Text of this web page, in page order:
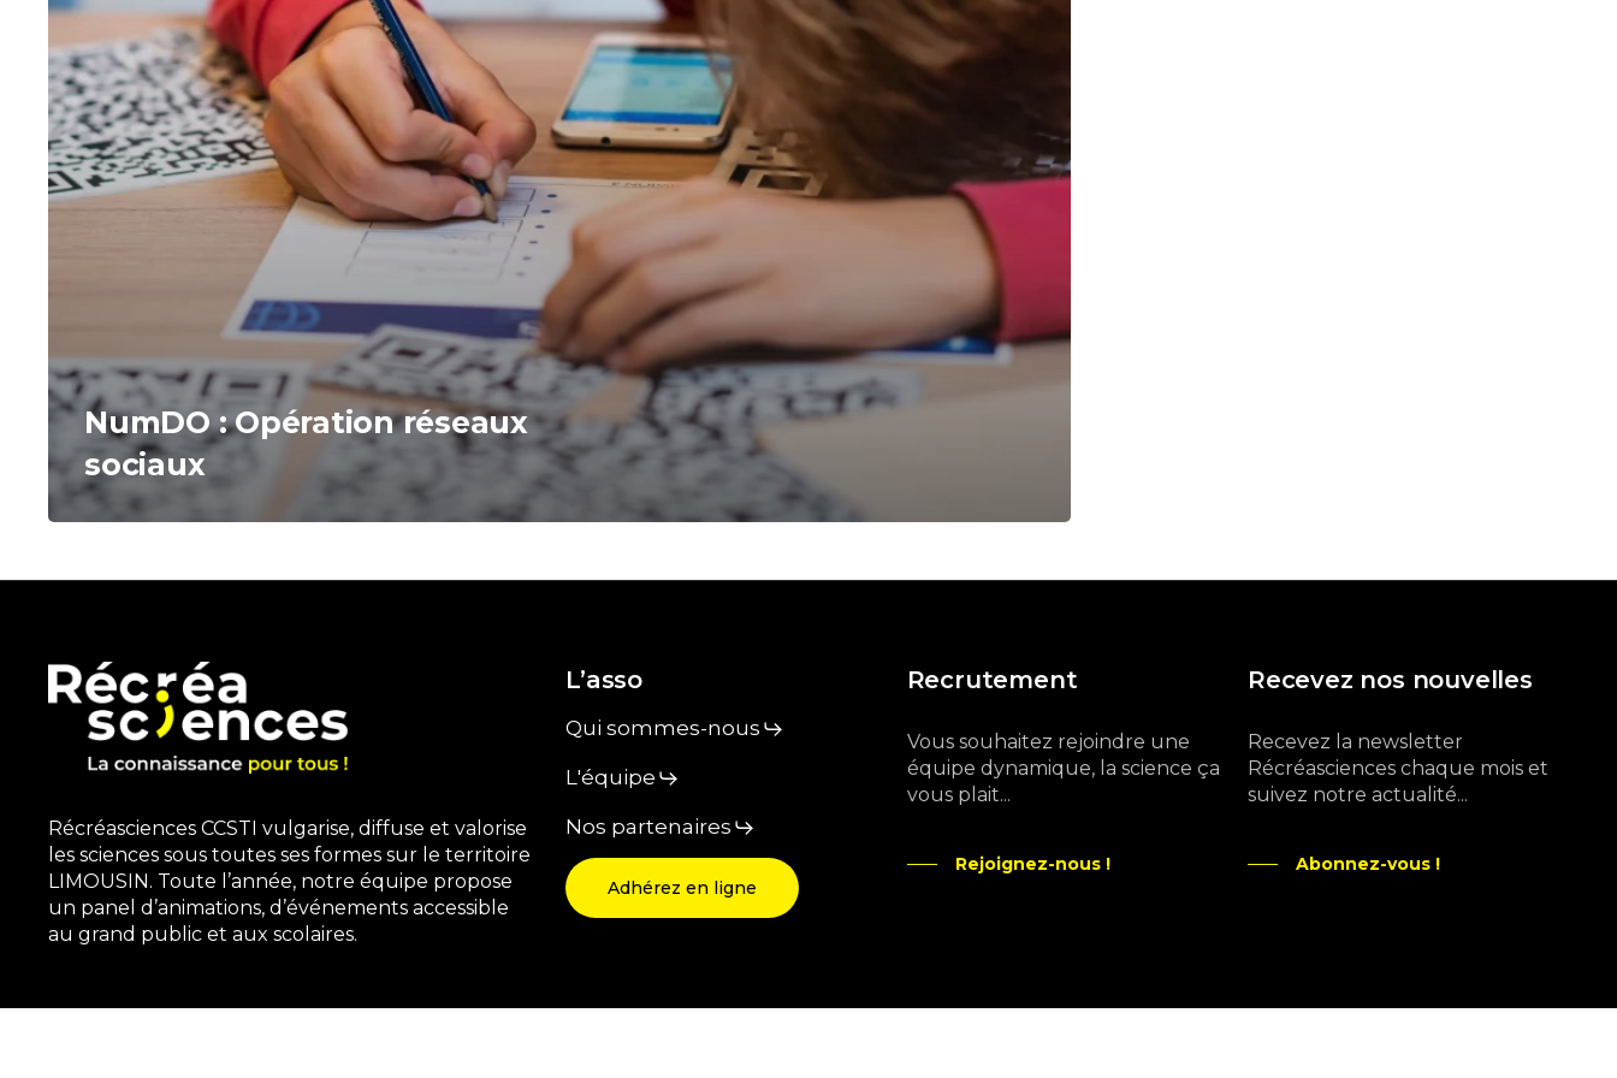
NumDO : Opération réseaux
sociaux
Récréasciences CCSTI vulgarise, diffuse et valorise
les sciences sous toutes ses formes sur le territoire
LIMOUSIN. Toute l’année, notre équipe propose
un panel d’animations, d’événements accessible
au grand public et aux scolaires.
L’asso
Qui sommes-nous
L'équipe
Nos partenaires
Adhérez en ligne
Recrutement
Vous souhaitez rejoindre une
équipe dynamique, la science ça
vous plait...
Rejoignez-nous !
Recevez nos nouvelles
Recevez la newsletter
Récréasciences chaque mois et
suivez notre actualité...
Abonnez-vous !